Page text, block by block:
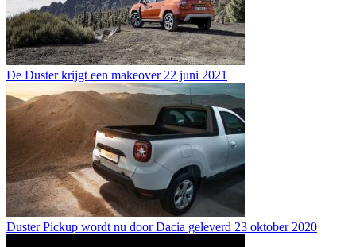
De Duster krijgt een makeover 22 juni 2021
Duster Pickup wordt nu door Dacia geleverd 23 oktober 2020